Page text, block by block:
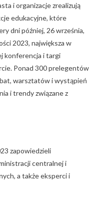
i organizacje zrealizują
edukacyjne, które
dni później, 26 września,
2023, największa w
konferencja i targi
Ponad 300 prelegentów
warsztatów i wystąpień
i trendy związane z
zapowiedzieli
centralnej i
a także eksperci i